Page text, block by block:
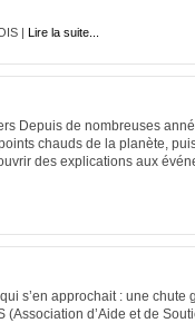
| Lire la suite...
Depuis de nombreuses
chauds de la planète,
des explications aux
s’en approchait : une chute
d’Aide et de